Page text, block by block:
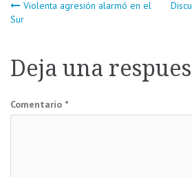
Navegación
entradas
Violenta agresión alarmó en el
Sur
Deja una
Comentario *